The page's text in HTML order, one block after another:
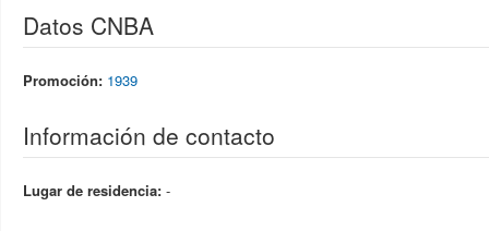
Datos CNBA
Promoción: 1939
Información de contacto
Lugar de residencia: -